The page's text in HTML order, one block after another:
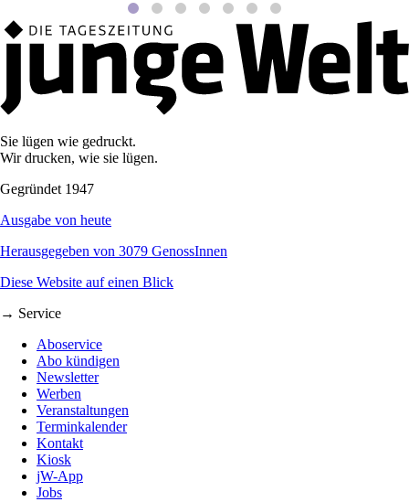
Sie lügen wie gedruckt.
Wir drucken, wie sie lügen.
Gegründet 1947
Ausgabe von heute
Herausgegeben von 3079 GenossInnen
Diese Website auf einen Blick
→ Service
Aboservice
Abo kündigen
Newsletter
Werben
Veranstaltungen
Terminkalender
Kontakt
Kiosk
jW-App
Jobs